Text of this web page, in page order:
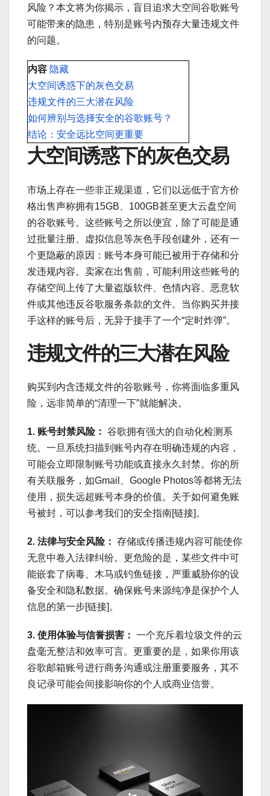
风险？本文将为你揭示，盲目追求大空间谷歌账号
可能带来的隐患，特别是账号内预存大量违规文件
的问题。
内容 隐藏
大空间诱惑下的灰色交易
违规文件的三大潜在风险
如何辨别与选择安全的谷歌账号？
结论：安全远比空间更重要
大空间诱惑下的灰色交易
市场上存在一些非正规渠道，它们以远低于官方价
格出售声称拥有15GB、100GB甚至更大云盘空间
的谷歌账号。这些账号之所以便宜，除了可能是通
过批量注册、虚拟信息等灰色手段创建外，还有一
个更隐蔽的原因：账号本身可能已被用于存储和分
发违规内容。卖家在出售前，可能利用这些账号的
存储空间上传了大量盗版软件、色情内容、恶意软
件或其他违反谷歌服务条款的文件。当你购买并接
手这样的账号后，无异于接手了一个“定时炸弹”。
违规文件的三大潜在风险
购买到内含违规文件的谷歌账号，你将面临多重风
险，远非简单的“清理一下”就能解决。
1. 账号封禁风险： 谷歌拥有强大的自动化检测系
统。一旦系统扫描到账号内存在明确违规的内容，
可能会立即限制账号功能或直接永久封禁。你的所
有关联服务，如Gmail、Google Photos等都将无法
使用，损失远超账号本身的价值。关于如何避免账
号被封，可以参考我们的安全指南[链接]。
2. 法律与安全风险： 存储或传播违规内容可能使你
无意中卷入法律纠纷。更危险的是，某些文件中可
能嵌套了病毒、木马或钓鱼链接，严重威胁你的设
备安全和隐私数据。确保账号来源纯净是保护个人
信息的第一步[链接]。
3. 使用体验与信誉损害： 一个充斥着垃圾文件的云
盘毫无整洁和效率可言。更重要的是，如果你用该
谷歌邮箱账号进行商务沟通或注册重要服务，其不
良记录可能会间接影响你的个人或商业信誉。